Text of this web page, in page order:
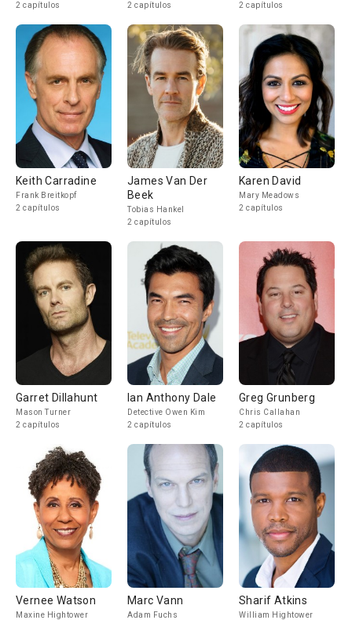
2 capítulos
2 capítulos
2 capítulos
Keith Carradine
Frank Breitkopf
2 capítulos
James Van Der
Beek
Tobias Hankel
2 capítulos
Karen David
Mary Meadows
2 capítulos
Garret Dillahunt
Mason Turner
2 capítulos
Ian Anthony Dale
Detective Owen Kim
2 capítulos
Greg Grunberg
Chris Callahan
2 capítulos
Vernee Watson
Maxine Hightower
Marc Vann
Adam Fuchs
Sharif Atkins
William Hightower